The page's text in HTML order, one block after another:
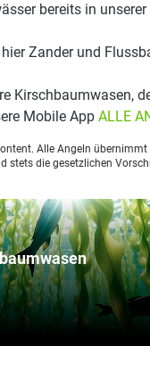
bereits in unserer
Zander und
Kirschbaumwasen,
Mobile App ALLE
Alle Angeln
stets die gesetzlichen